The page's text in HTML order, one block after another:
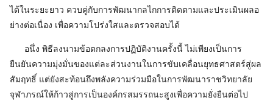
ได้ในระยะยาว ควบคู่กับการพัฒนากลไกการติดตามและประเมินผลอ
ย่างต่อเนื่อง เพื่อความโปร่งใสและตรวจสอบได้
อนึ่ง พิธีลงนามข้อตกลงการปฏิบัติงานครั้งนี้ ไม่เพียงเป็นการ
ยืนยันความมุ่งมั่นของแต่ละส่วนงานในการขับเคลื่อนยุทธศาสตร์สู่ผล
สัมฤทธิ์ แต่ยังสะท้อนถึงพลังความร่วมมือในการพัฒนาราชวิทยาลัย
จุฬาภรณ์ให้ก้าวสู่การเป็นองค์กรสมรรถนะสูงเพื่อความยั่งยืนต่อไป